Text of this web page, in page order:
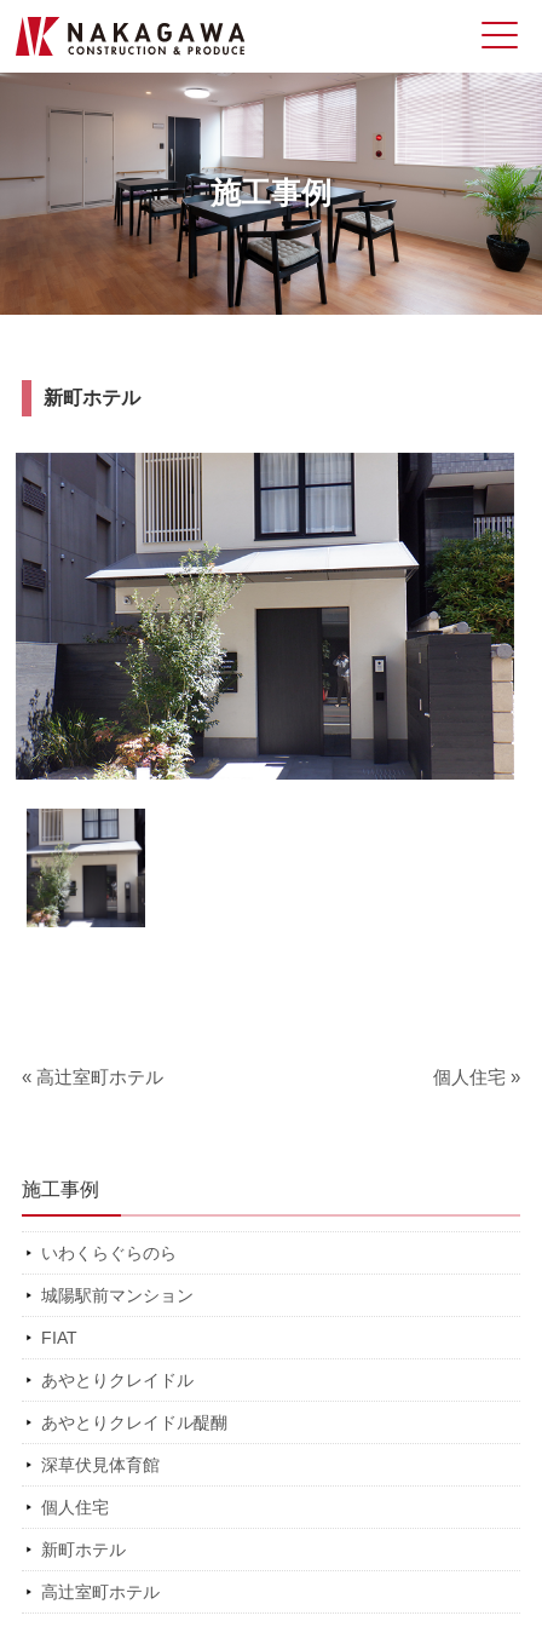
施工事例
新町ホテル
« 高辻室町ホテル 個人住宅 »
施工事例
いわくらぐらのら
城陽駅前マンション
FIAT
あやとりクレイドル
あやとりクレイドル醍醐
深草伏見体育館
個人住宅
新町ホテル
高辻室町ホテル